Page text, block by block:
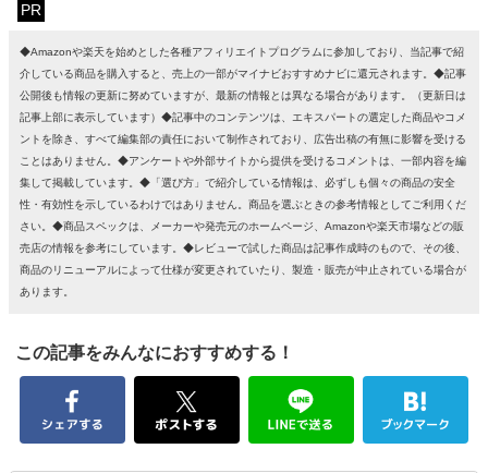
PR
◆Amazonや楽天を始めとした各種アフィリエイトプログラムに参加しており、当記事で紹
介している商品を購入すると、売上の一部がマイナビおすすめナビに還元されます。◆記事
公開後も情報の更新に努めていますが、最新の情報とは異なる場合があります。（更新日は
記事上部に表示しています）◆記事中のコンテンツは、エキスパートの選定した商品やコメ
ントを除き、すべて編集部の責任において制作されており、広告出稿の有無に影響を受ける
ことはありません。◆アンケートや外部サイトから提供を受けるコメントは、一部内容を編
集して掲載しています。◆「選び方」で紹介している情報は、必ずしも個々の商品の安全
性・有効性を示しているわけではありません。商品を選ぶときの参考情報としてご利用くだ
さい。◆商品スペックは、メーカーや発売元のホームページ、Amazonや楽天市場などの販
売店の情報を参考にしています。◆レビューで試した商品は記事作成時のもので、その後、
商品のリニューアルによって仕様が変更されていたり、製造・販売が中止されている場合が
あります。
この記事をみんなにおすすめする！